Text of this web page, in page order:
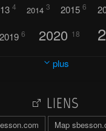
4 2014 3 2015 6
2019 6 2020 18
2023 32
2026
l'hublot 17
plus
LIENS
Map